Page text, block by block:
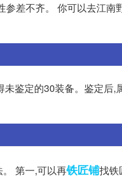
差不齐。 你可以去江南
鉴定的30装备。鉴定后,
第一,可以再铁匠铺找铁